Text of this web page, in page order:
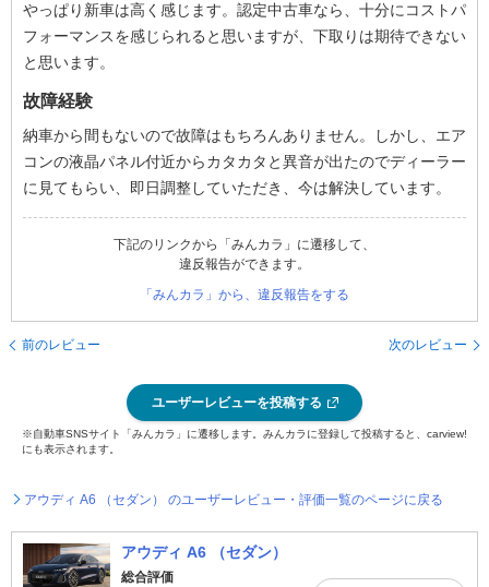
やっぱり新車は高く感じます。認定中古車なら、十分にコストパ
フォーマンスを感じられると思いますが、下取りは期待できない
と思います。
故障経験
納車から間もないので故障はもちろんありません。しかし、エア
コンの液晶パネル付近からカタカタと異音が出たのでディーラー
に見てもらい、即日調整していただき、今は解決しています。
下記のリンクから「みんカラ」に遷移して、
違反報告ができます。
「みんカラ」から、違反報告をする
前のレビュー 次のレビュー
ユーザーレビューを投稿する
※自動車SNSサイト「みんカラ」に遷移します。みんカラに登録して投稿すると、carview!
にも表示されます。
アウディ A6 （セダン） のユーザーレビュー・評価一覧のページに戻る
アウディ A6 （セダン）
総合評価